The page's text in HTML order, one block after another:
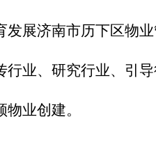
发展济南市历下区物
行业、研究行业、引
业创建。